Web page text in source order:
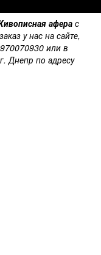
аферас
у нас на сайте,
или в
Днепр по адресу